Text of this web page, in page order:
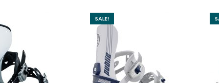
SALE!